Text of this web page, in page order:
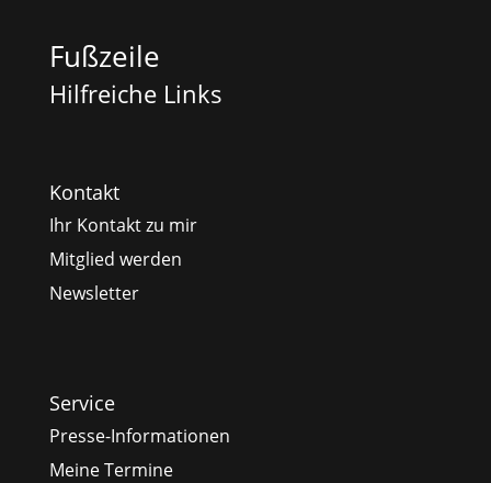
Fußzeile
Hilfreiche Links
Kontakt
Ihr Kontakt zu mir
Mitglied werden
Newsletter
Service
Presse-Informationen
Meine Termine